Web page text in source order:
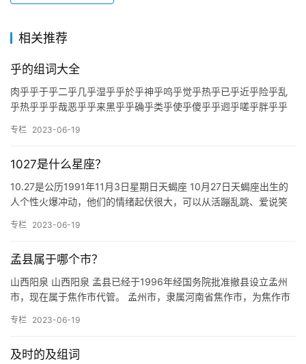
相关推荐
乎的组词大全
肉乎乎于乎二乎几乎湿乎乎於乎神乎呜乎觉乎热乎已乎近乎险乎乱
乎热乎乎乎哉恶乎乎来黑乎乎确乎类乎使乎傻乎乎迥乎嗟乎胖乎乎
问：…
专栏 2023-06-19
1027是什么星座？
10.27是公历1991年11月3日星期日天蝎座 10月27日天蝎座出生的
人个性火爆冲动，他们的情绪起伏很大，可以从活蹦乱跳、爱说笑
专栏 2023-06-19
孟县属于哪个市？
山西阳泉 山西阳泉 孟县已经于1996年经国务院批准撤县设立孟州
市，现在属于焦作市代管。 孟州市，隶属河南省焦作市，为焦作市
专栏 2023-06-19
及时的及组词